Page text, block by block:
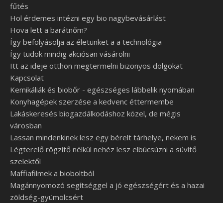
fűtés
Hol érdemes intézni egy bio nagybevásárlást
Hova lett a barátnőm?
Így befolyásolja az életünket a a technológia
Így tudok mindig akciósan vásárolni
Itt az ideje otthon megtermelni bizonyos dolgokat
Kapcsolat
Kemikáliák és biobőr - egészséges lábbelik nyomában
Konyhagépek szerzése a kedvenc éttermembe
Lakáskeresés biogazdálkodáshoz közel, de mégis
városban
Lassan mindenkinek lesz egy bérelt tárhelye, nekem is
Légterelő rögzítő nélkül nehéz lesz elbúcsúzni a süvítő
szelektől
Maffiafilmek a bioboltból
Magánnyomozó segítséggel a jó egészségért és a hazai
zöldség-gyümölcsért